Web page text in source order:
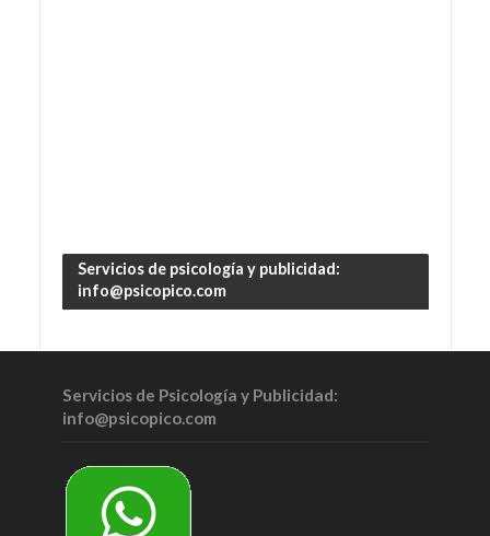
Servicios de psicología y publicidad:
info@psicopico.com
Servicios de Psicología y Publicidad:
info@psicopico.com